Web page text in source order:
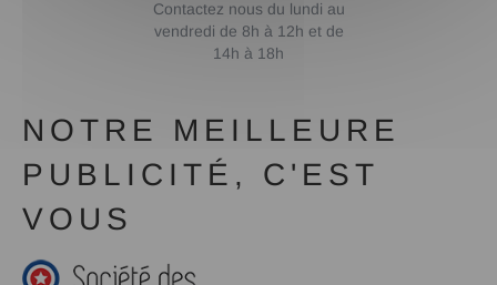
Contactez nous du lundi au
vendredi de 8h à 12h et de
14h à 18h
NOTRE MEILLEURE
PUBLICITÉ, C'EST
VOUS